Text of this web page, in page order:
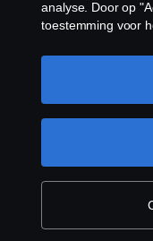
analyse. Door op
toestemming voor
door op "Cookie
categorieën te
Meer